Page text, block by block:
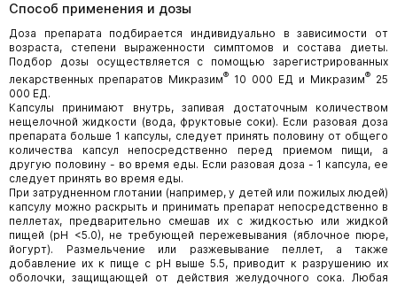
Способ применения и дозы
Доза препарата подбирается индивидуально в зависимости от
возраста, степени выраженности симптомов и состава диеты.
Подбор дозы осуществляется с помощью зарегистрированных
лекарственных препаратов Микразим® 10 000 ЕД и Микразим® 25
000 ЕД.
Капсулы принимают внутрь, запивая достаточным количеством
нещелочной жидкости (вода, фруктовые соки). Если разовая доза
препарата больше 1 капсулы, следует принять половину от общего
количества капсул непосредственно перед приемом пищи, а
другую половину - во время еды. Если разовая доза - 1 капсула, ее
следует принять во время еды.
При затрудненном глотании (например, у детей или пожилых людей)
капсулу можно раскрыть и принимать препарат непосредственно в
пеллетах, предварительно смешав их с жидкостью или жидкой
пищей (рН <5.0), не требующей пережевывания (яблочное пюре,
йогурт). Размельчение или разжевывание пеллет, а также
добавление их к пище с рН выше 5.5, приводит к разрушению их
оболочки, защищающей от действия желудочного сока. Любая